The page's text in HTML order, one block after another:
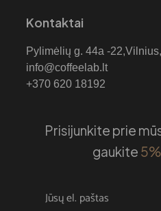
Kontaktai
Pylimėlių g. 44a -
info@coffeelab.lt
+370 620 18192
Prisijunkite prie
gaukite